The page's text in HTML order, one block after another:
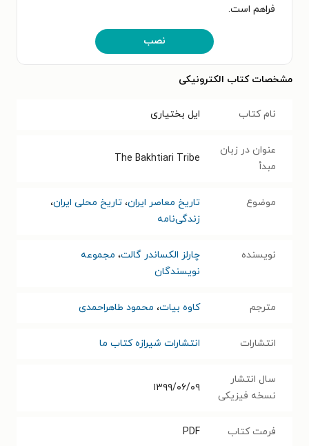
فراهم است.
نصب
مشخصات کتاب الکترونیکی
نام کتاب ایل بختیاری
عنوان در زبان
مبدأ
The Bakhtiari Tribe
موضوع تاریخ معاصر ایران، تاریخ محلی ایران،
زندگی‌نامه
نویسنده چارلز الکساندر گالت، مجموعه
نويسندگان
مترجم کاوه بیات، محمود طاهراحمدی
انتشارات انتشارات شیرازه کتاب ما
سال انتشار
نسخه فیزیکی
۱۳۹۹/۰۶/۰۹
فرمت کتاب PDF